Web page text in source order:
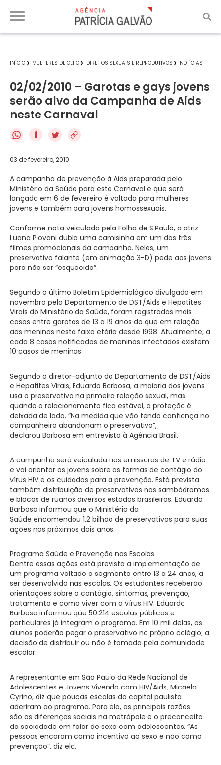
INÍCIO MULHERES DE OLHO DIREITOS SEXUAIS E REPRODUTIVOS NOTÍCIAS
02/02/2010 – Garotas e gays jovens
serão alvo da Campanha de Aids
neste Carnaval
f
03 de fevereiro, 2010
A campanha de prevenção à Aids preparada pelo
Ministério da Saúde para este Carnaval e que será
lançada em 6 de fevereiro é voltada para mulheres
jovens e também para jovens homossexuais.
Conforme nota veiculada pela Folha de S.Paulo, a atriz
Luana Piovani dubla uma camisinha em um dos três
filmes promocionais da campanha. Neles, um
preservativo falante (em animação 3-D) pede aos jovens
para não ser “esquecido”.
Segundo o último Boletim Epidemiológico divulgado em
novembro pelo Departamento de DST/Aids e Hepatites
Virais do Ministério da Saúde, foram registrados mais
casos entre garotas de 13 a 19 anos do que em relação
aos meninos nesta faixa etária desde 1998. Atualmente, a
cada 8 casos notificados de meninos infectados existem
10 casos de meninas.
Segundo o diretor-adjunto do Departamento de DST/Aids
e Hepatites Virais, Eduardo Barbosa, a maioria dos jovens
usa o preservativo na primeira relação sexual, mas
quando o relacionamento fica estável, a proteção é
deixada de lado. “Na medida que vão tendo confiança no
companheiro abandonam o preservativo”,
declarou Barbosa em entrevista à Agência Brasil.
A campanha será veiculada nas emissoras de TV e rádio
e vai orientar os jovens sobre as formas de contágio do
vírus HIV e os cuidados para a prevenção. Está prevista
também distribuição de preservativos nos sambódromos
e blocos de ruanos diversos estados brasileiros. Eduardo
Barbosa informou que o Ministério da
Saúde encomendou 1,2 bilhão de preservativos para suas
ações nos próximos dois anos.
Programa Saúde e Prevenção nas Escolas
Dentre essas ações está prevista a implementação de
um programa voltado o segmento entre 13 a 24 anos, a
ser desenvolvido nas escolas. Os estudantes receberão
orientações sobre o contágio, sintomas, prevenção,
tratamento e como viver com o vírus HIV. Eduardo
Barbosa informou que 50.214 escolas públicas e
particulares já integram o programa. Em 10 mil delas, os
alunos poderão pegar o preservativo no próprio colégio; a
decisão de distribuir ou não é tomada pela comunidade
escolar.
A representante em São Paulo da Rede Nacional de
Adolescentes e Jovens Vivendo com HIV/Aids, Micaela
Cyrino, diz que poucas escolas da capital paulista
aderiram ao programa. Para ela, as principais razões
são as diferenças sociais na metrópole e o preconceito
da sociedade em falar de sexo com adolescentes. “As
pessoas encaram como incentivo ao sexo e não como
prevenção”, diz ela.